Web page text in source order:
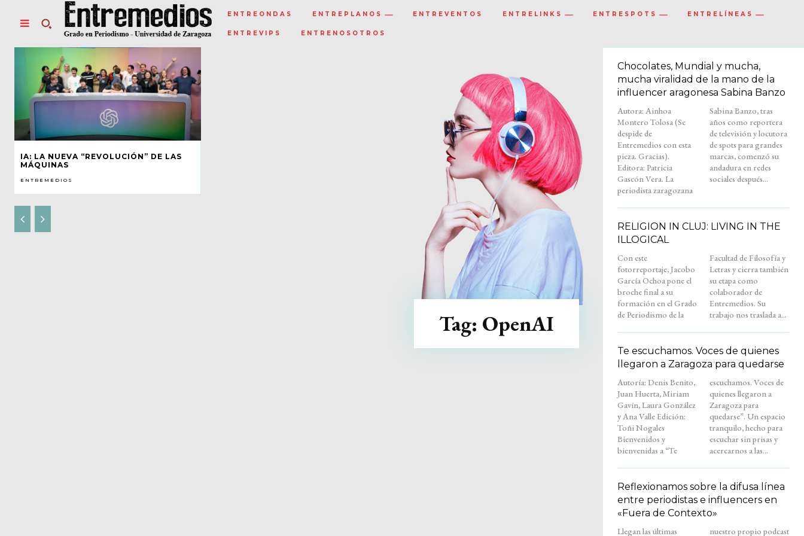
ENTREONDAS ENTREPLANOS ENTREVENTOS ENTRELINKS ENTRESPOTS ENTRELÍNEAS
ENTREVIPS ENTRENOSOTROS
IA: LA NUEVA “REVOLUCIÓN” DE LAS
MÁQUINAS
ENTREMEDIOS
Tag: OpenAI
Chocolates, Mundial y mucha,
mucha viralidad de la mano de la
influencer aragonesa Sabina Banzo
Autora: Ainhoa
Montero Tolosa (Se
despide de
Entremedios con esta
pieza. Gracias).
Editora: Patricia
Gascón Vera. La
periodista zaragozana
Sabina Banzo, tras
años como reportera
de televisión y locutora
de spots para grandes
marcas, comenzó su
andadura en redes
sociales después...
RELIGION IN CLUJ: LIVING IN THE
ILLOGICAL
Con este
fotorreportaje, Jacobo
García Ochoa pone el
broche final a su
formación en el Grado
de Periodismo de la
Facultad de Filosofía y
Letras y cierra también
su etapa como
colaborador de
Entremedios. Su
trabajo nos traslada a...
Te escuchamos. Voces de quienes
llegaron a Zaragoza para quedarse
Autoría: Denis Benito,
Juan Huerta, Miriam
Gavín, Laura González
y Ana Valle Edición:
Toñi Nogales
Bienvenidos y
bienvenidas a “Te
escuchamos. Voces de
quienes llegaron a
Zaragoza para
quedarse”. Un espacio
tranquilo, hecho para
escuchar sin prisas y
acercarnos a las...
Reflexionamos sobre la difusa línea
entre periodistas e influencers en
«Fuera de Contexto»
Llegan las últimas
nuestro propio podcast